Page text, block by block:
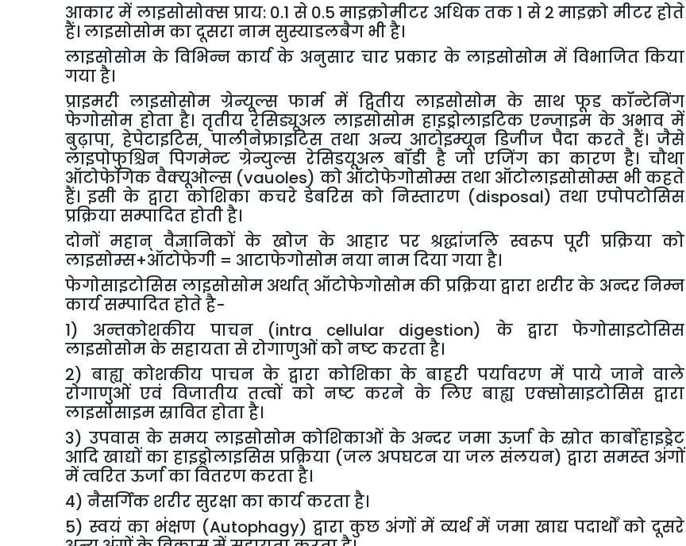
आकारमें लाइसोसोक्सप्राय: 0.1 से0.5माइक्रोमीटर अधिकतक 1 से2माइक्रो मीटरहोते
हैं। लाइसोसोमकादूसरानामसुस्याडलबैग भीहै।
लाइसोसोम के विभिन्न कार्य के अनुसार चार प्रकार के लाइसोसोम में विभाजित किया
गयाहै।
प्राइमरी लाइसोसोम ग्रेन्यूल्स फार्म में द्वितीय लाइसोसोम के साथ फूड कॉन्टेनिंग
फेगोसोम होता है। तृतीय रेसिड्यूअल लाइसोसोम हाइड्रोलाइटिक एन्जाइम के अभाव में
बुढ़ापा,हेपेटाइटिस, पालीनेफ्राइटिस तथा अन्य आटोइम्यून डिजीज पैदा करते हैं। जैसे
लाइपोफुश्चिन पिगमेन्ट ग्रेन्युल्स रेसिडयूअल बॉडी है जो एजिंग का कारण है। चौथा
ऑटोफेगिक वैक्यूओल्स(vauoles) को ऑटोफेगोसोम्स तथा ऑटोलाइसोसोम्स भीकहते
हैं। इसी के द्वारा कोशिका कचरे डेबरिस को निस्तारण(disposal)तथा एपोपटोसिस
प्रक्रियासम्पादितहोतीहै।
दोनों महान् वैज्ञानिकों के खोज के आहार पर श्रद्धांजलि स्वरूप पूरी प्रक्रिया को
लाइसोम्स+ऑटोफेगी = आटाफेगोसोमनयानामदियागयाहै।
फेगोसाइटोसिस लाइसोसोम अर्थात् ऑटोफेगोसोमकी प्रक्रियाद्वारा शरीरके अन्दरनिम्न
कार्यसम्पादितहोतेहै-
1) अन्तकोशकीय पाचन(intra cellular digestion) के द्वारा
फेगोसाइटोसिस
लाइसोसोमकेसहायतासेरोगाणुओंकोनष्टकरताहै।
2) बाह्य कोशकीय पाचन के द्वारा कोशिका के बाहरी पर्यावरण में पाये जाने वाले
रोगाणुओं एवं विजातीय तत्वों को नष्ट करने के लिए बाह्य एक्सोसाइटोसिस द्वारा
लाइसोसाइमस्रावितहोताहै।
3) उपवास के समय लाइसोसोम कोशिकाओं के अन्दर जमा ऊर्जा के स्रोत कार्बोहाइड्रेट
आदि खाद्यों का हाइड्रोलाइसिस प्रक्रिया (जल अपघटन या जल संलयन) द्वारा समस्त अंगों
मेंत्वरितऊर्जाकावितरणकरताहै।
4) नैसर्गिक शरीरसुरक्षाकाकार्यकरताहै।
5)स्वयं का भंक्षण (Autophagy) द्वारा कुछ अंगों में व्यर्थ में जमा खाद्य पदार्थों को दूसरे